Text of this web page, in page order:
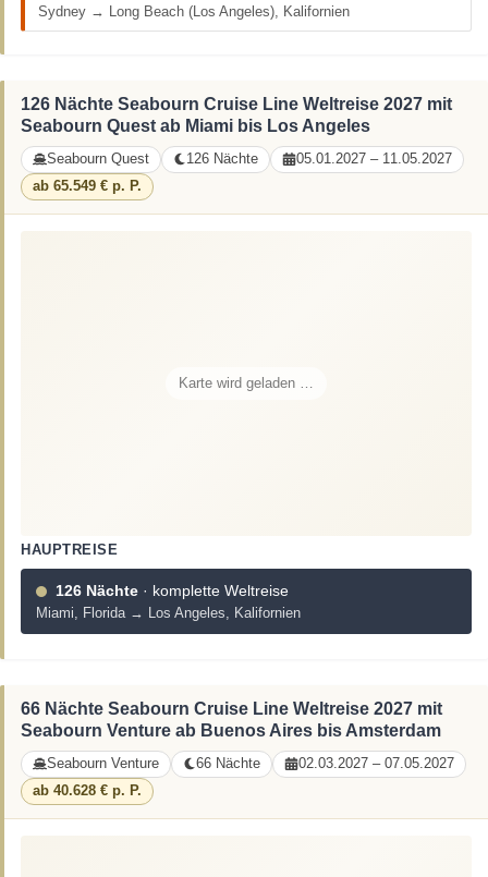
Sydney → Long Beach (Los Angeles), Kalifornien
126 Nächte Seabourn Cruise Line Weltreise 2027 mit
Seabourn Quest ab Miami bis Los Angeles
Seabourn Quest 126 Nächte
05.01.2027 – 11.05.2027
ab 65.549 € p. P.
Karte wird geladen …
HAUPTREISE
126 Nächte · komplette Weltreise
Miami, Florida → Los Angeles, Kalifornien
66 Nächte Seabourn Cruise Line Weltreise 2027 mit
Seabourn Venture ab Buenos Aires bis Amsterdam
Seabourn Venture 66 Nächte
02.03.2027 – 07.05.2027
ab 40.628 € p. P.